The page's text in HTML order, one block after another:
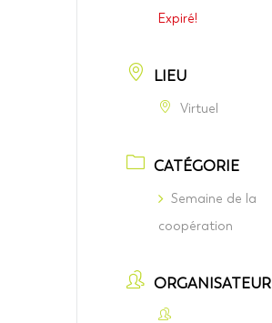
Expiré!
LIEU
Virtuel
CATÉGORIE
Semaine de la
coopération
ORGANISATEUR